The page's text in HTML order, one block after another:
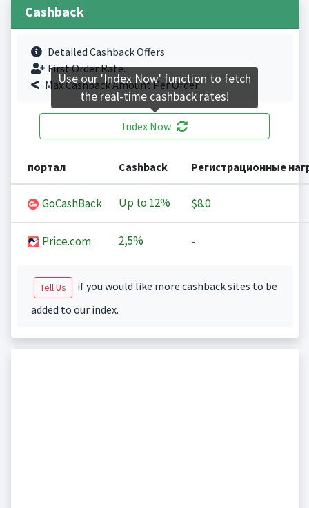
Cashback
Detailed Cashback Offers
First Order Rate.
Max Cashback Amount Per Order.
Index Now
портал Cashback Регистрационные
GoCashBack Up to 12% $8.0
Price.com 2,5% -
Tell Us
if you would like more cashback sites to be
added to our index.
Use our 'Index Now' function to fetch
the real-time cashback rates!